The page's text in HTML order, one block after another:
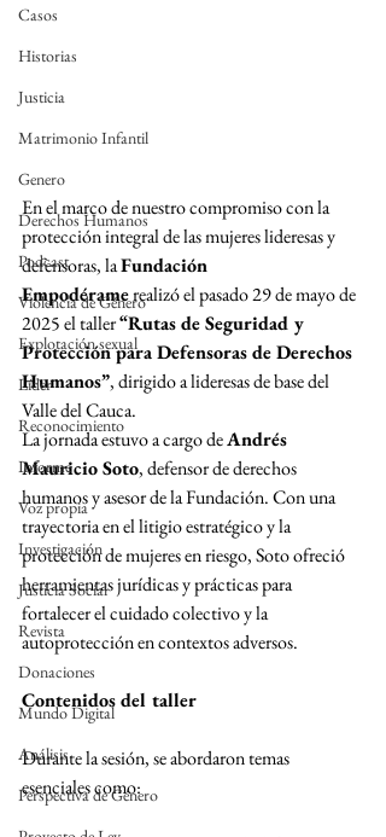
Casos
Historias
Justicia
Matrimonio Infantil
Genero
Derechos Humanos
Podcast
Violencia de Género
Explotación sexual
Líder
Reconocimiento
Informe
Voz propia
Investigación
Justicia Social
Revista
Donaciones
Mundo Digital
Análisis
Perspectiva de Género
En el marco de nuestro compromiso con la
protección integral de las mujeres lideresas y
defensoras, la Fundación
Empodérame realizó el pasado 29 de mayo de
2025 el taller “Rutas de Seguridad y
Protección para Defensoras de Derechos
Humanos”, dirigido a lideresas de base del
Valle del Cauca.
La jornada estuvo a cargo de Andrés
Mauricio Soto, defensor de derechos
humanos y asesor de la Fundación. Con una
trayectoria en el litigio estratégico y la
protección de mujeres en riesgo, Soto ofreció
herramientas jurídicas y prácticas para
fortalecer el cuidado colectivo y la
autoprotección en contextos adversos.
Contenidos del taller
Durante la sesión, se abordaron temas
esenciales como: